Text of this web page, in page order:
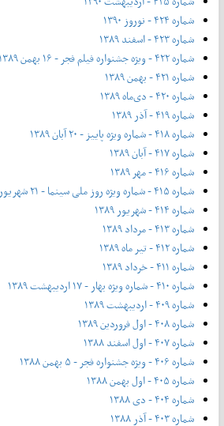
شماره ۴۲۴ - نوروز ۱۳۹۰
شماره ۴۲۳ - اسفند ۱۳۸۹
شماره ۴۲۲ - ویژه جشنواره فیلم فجر - ۱۶ بهمن ۱۳۸۹
شماره ۴۲۱ - بهمن ۱۳۸۹
شماره ۴۲۰ - دی‌ماه ۱۳۸۹
شماره ۴۱۹ - آذر ۱۳۸۹
شماره ۴۱۸ - شماره ویژه پاییز - ۲۰ آبان ۱۳۸۹
شماره ۴۱۷ - آبان ۱۳۸۹
شماره ۴۱۶ - مهر ۱۳۸۹
شماره ۴۱۵ - شماره ویژه روز ملی سینما - ۲۱ شهریور ۱۳۸۹
شماره ۴۱۴ - شهریور ۱۳۸۹
شماره ۴۱۳ - مرداد ۱۳۸۹
شماره ۴۱۲ - تیر ماه ۱۳۸۹
شماره ۴۱۱ - خرداد ۱۳۸۹
شماره ۴۱۰ - شماره ویژه بهار - ۱۷ اردیبهشت ۱۳۸۹
شماره ۴۰۹ - اردیبهشت ۱۳۸۹
شماره ۴۰۸ - اول فروردین ۱۳۸۹
شماره ۴۰۷ - اول اسفند ۱۳۸۸
شماره ۴۰۶ - ویژه جشنواره فجر - ۵ بهمن ۱۳۸۸
شماره ۴۰۵ - اول بهمن ۱۳۸۸
شماره ۴۰۴ - دی ۱۳۸۸
شماره ۴۰۳ - آذر ۱۳۸۸